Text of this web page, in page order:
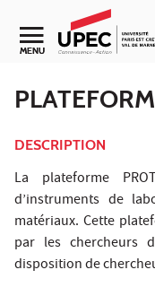
Aller au contenu
Navigation secondaire
MENU
DESCRIPTION
La plateforme
d’instruments de
matériaux. Cette
par les chercheurs
disposition de